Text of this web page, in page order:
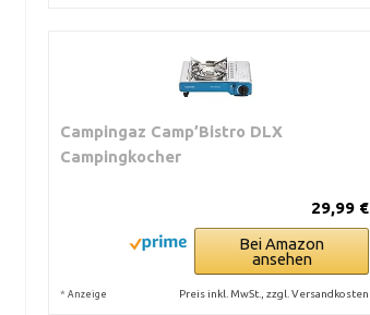
Campingaz Camp’Bistro DLX
Campingkocher
29,99 €
Bei Amazon
ansehen
* Anzeige Preis inkl. MwSt., zzgl. Versandkosten